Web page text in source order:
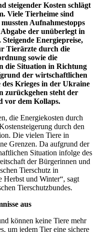
steigender Kosten schlägt
Viele Tierheime sind
Aufnahmestopps
der unüberlegt in
Energiepreise,
Tierärzte durch die
sowie die
die Situation in Richtung
der wirtschaftlichen
Krieges in der Ukraine
zurückgehen steht der
vor dem Kollaps.
die Energiekosten durch
durch den
Die vielen Tiere in
Grenzen. Da aufgrund der
Situation infolge des
der Bürgerinnen und
Tierschutz in
Herbst und Winter“, sagt
Tierschutzbundes.
aus
können keine Tiere mehr
um jedem Tier eine sichere